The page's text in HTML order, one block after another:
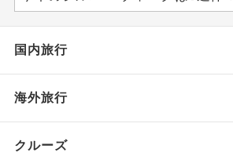
国内旅行
海外旅行
クルーズ